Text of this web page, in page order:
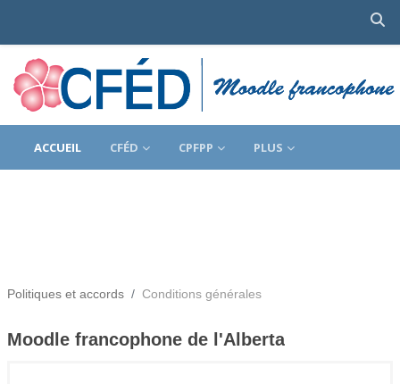
ACCUEIL CFÉD CPFPP PLUS
Politiques et accords Conditions générales
Moodle francophone de l'Alberta